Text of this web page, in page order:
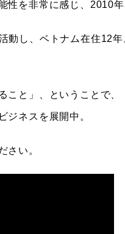
を非常に感じ、2010
動し、ベトナム在住12年
こと」、ということで、
ジネスを展開中。
さい。